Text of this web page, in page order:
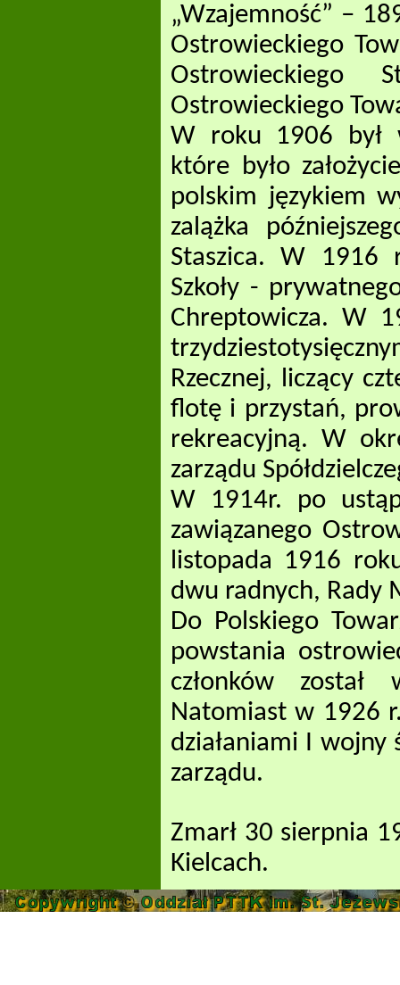
„Wzajemność” –
Ostrowieckiego
Ostrowieckiego
Ostrowieckiego
W roku 1906 był
które było
polskim językiem
zalążka
Staszica. W 1916
Szkoły -
Chreptowicza. W
Rzecznej, liczący
flotę i przystań,
rekreacyjną. W
zarządu
W 1914r. po
zawiązanego
listopada 1916
dwu radnych, Rady
Do Polskiego
powstania
członków
Natomiast w 1926
działaniami I wojny
zarządu.
Zmarł 30 sierpnia
Kielcach.